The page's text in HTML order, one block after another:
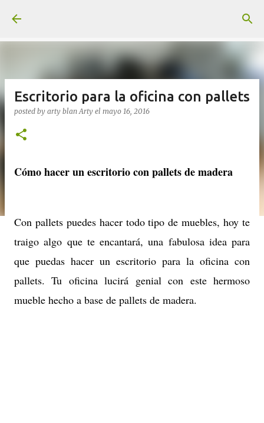
Escritorio para la oficina con pallets
posted by arty blanArty el mayo 16, 2016
Cómo hacer un escritorio con pallets de madera
Con pallets puedes hacer todo tipo de muebles, hoy te
traigo algo que te encantará, una fabulosa idea para
que puedas hacer un escritorio para la oficina con
pallets. Tu oficina lucirá genial con este hermoso
mueble hecho a base de pallets de madera.